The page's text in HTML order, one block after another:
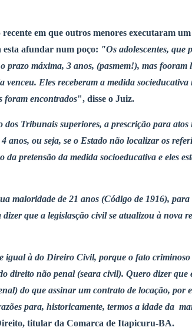
em que outros menores executaram
esta afundar num poço: "Os adolescentes, que
prazo máxima, 3 anos, (pasmem!), mas fooram
venceu. Eles receberam a medida
foram encontrados", disse o Juiz.
dos Tribunais superiores, a prescrição para
anos, ou seja, se o Estado não localizar os
pretensão da medida socioeducativa e eles
maioridade de 21 anos (Código de 1916), para
que a legislasção civil se atualizou à nova
igual à do Direiro Civil, porque o fato criminoso
direito não penal (seara civil). Quero dizer que
do que assinar um contrato de locação, por
para, historicamente, termos a idade da
titular da Comarca de Itapicuru-BA.